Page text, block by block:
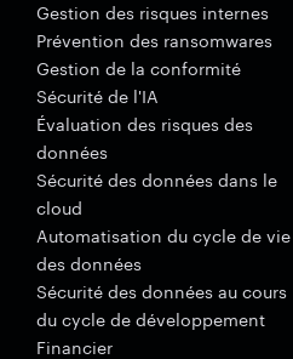
Gestion des risques internes
Prévention des ransomwares
Gestion de la conformité
Sécurité de l'IA
Évaluation des risques des
données
Sécurité des données dans le
cloud
Automatisation du cycle de vie
des données
Sécurité des données au cours
du cycle de développement
Financier